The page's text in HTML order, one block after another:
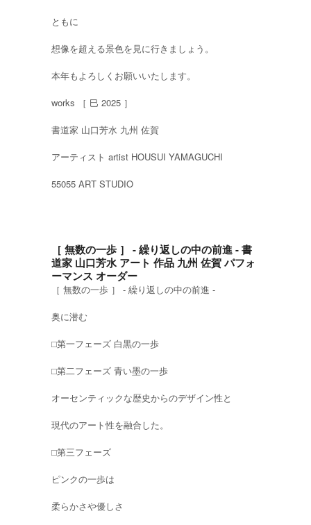
ともに
想像を超える景色を見に行きましょう。
本年もよろしくお願いいたします。
works ［ 巳 2025 ］
書道家 山口芳水 九州 佐賀
アーティスト artist HOUSUI YAMAGUCHI
55055 ART STUDIO
［ 無数の一歩 ］ - 繰り返しの中の前進 - 書
道家 山口芳水 アート 作品 九州 佐賀 パフォ
ーマンス オーダー
［ 無数の一歩 ］ - 繰り返しの中の前進 -
奥に潜む
⬜︎第一フェーズ 白黒の一歩
⬜︎第二フェーズ 青い墨の一歩
オーセンティックな歴史からのデザイン性と
現代のアート性を融合した。
⬜︎第三フェーズ
ピンクの一歩は
柔らかさや優しさ